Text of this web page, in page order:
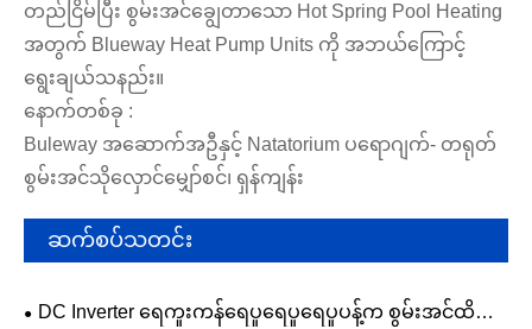
တည်ငြိမ်ပြီး စွမ်းအင်ချွေတာသော Hot Spring Pool Heating
အတွက် Blueway Heat Pump Units ကို အဘယ်ကြောင့်
ရွေးချယ်သနည်း။
နောက်တစ်ခု :
Buleway အဆောက်အဦနှင့် Natatorium ပရောဂျက်- တရုတ်
စွမ်းအင်သိုလှောင်မျှော်စင်၊ ရှန်ကျန်း
ဆက်စပ်သတင်း
DC Inverter ရေကူးကန်ရေပူရေပူရေပူပန့်က စွမ်းအင်ထိ